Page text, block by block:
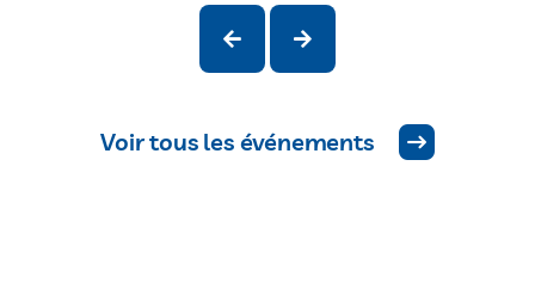
Voir tous les événements